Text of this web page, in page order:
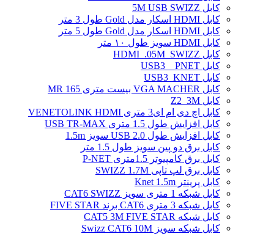
کابل 5M USB SWIZZ
کابل HDMI اسکار مدل Gold طول 3 متر
کابل HDMI اسکار مدل Gold طول 5 متر
کابل HDMI سویز طول ۱۰ متر
کابل HDMI_.05M_SWIZZ
کابل USB3 _ PNET
کابل USB3_KNET
کابل VGA MACHER بیست متری MR 165
کابل Z2_3M
کابل اچ دی ام ای3 متری VENETOLINK HDMI
کابل افزایش طول 1.5 متری USB TR-MAX
کابل افزایش طول USB 2.0 سویز 1.5m
کابل برق دو پین سویز طول 1.5 متر
کابل برق کامپیوتر 1.5ﻣﺘﺮی P-NET
کابل برق لپ تاپی SWIZZ 1.7M
کابل پرینتر Knet 1.5m
کابل شبکه 1 متری سویز CAT6 SWIZZ
کابل شبکه 3 متری CAT6 برند FIVE STAR
کابل شبکه CAT5 3M FIVE STAR
کابل شبکه سویز Swizz CAT6 10M